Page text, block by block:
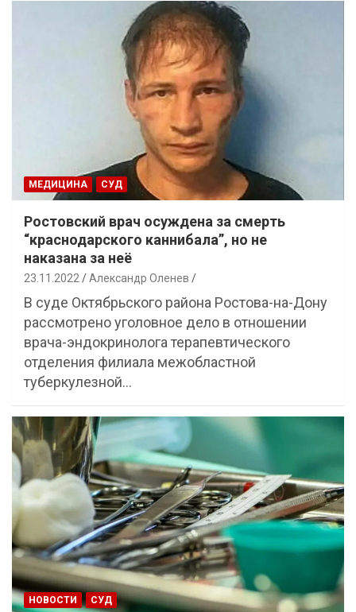
МЕДИЦИНА СУД
Ростовский врач осуждена за смерть
“краснодарского каннибала”, но не
наказана за неё
23.11.2022 Александр Оленев
В суде Октябрьского района Ростова-на-Дону
рассмотрено уголовное дело в отношении
врача-эндокринолога терапевтического
отделения филиала межобластной
туберкулезной…
НОВОСТИ СУД